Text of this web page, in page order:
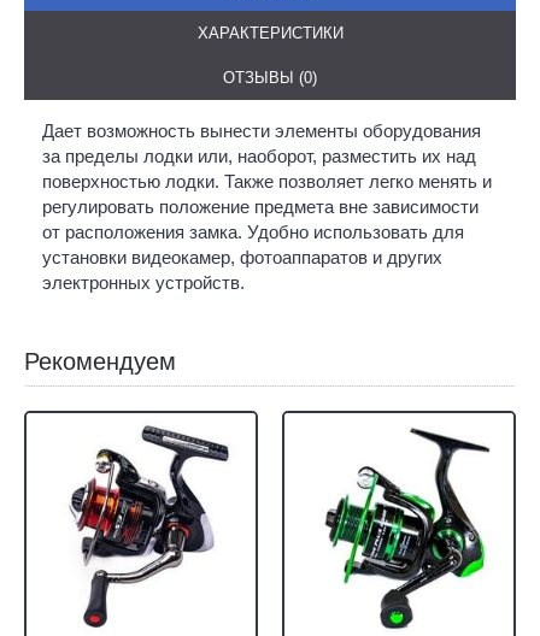
ХАРАКТЕРИСТИКИ
ОТЗЫВЫ (0)
Дает возможность вынести элементы оборудования
за пределы лодки или, наоборот, разместить их над
поверхностью лодки. Также позволяет легко менять и
регулировать положение предмета вне зависимости
от расположения замка. Удобно использовать для
установки видеокамер, фотоаппаратов и других
электронных устройств.
Рекомендуем